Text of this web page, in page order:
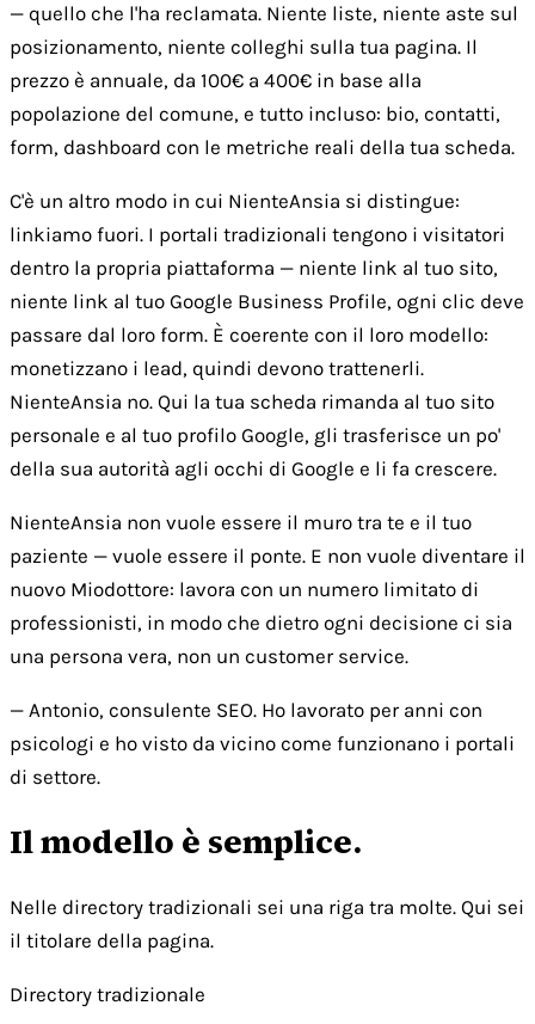
— quello che l'ha reclamata. Niente liste, niente aste sul
posizionamento, niente colleghi sulla tua pagina. Il
prezzo è annuale, da 100€ a 400€ in base alla
popolazione del comune, e tutto incluso: bio, contatti,
form, dashboard con le metriche reali della tua scheda.
C'è un altro modo in cui NienteAnsia si distingue:
linkiamo fuori. I portali tradizionali tengono i visitatori
dentro la propria piattaforma — niente link al tuo sito,
niente link al tuo Google Business Profile, ogni clic deve
passare dal loro form. È coerente con il loro modello:
monetizzano i lead, quindi devono trattenerli.
NienteAnsia no. Qui la tua scheda rimanda al tuo sito
personale e al tuo profilo Google, gli trasferisce un po'
della sua autorità agli occhi di Google e li fa crescere.
NienteAnsia non vuole essere il muro tra te e il tuo
paziente — vuole essere il ponte. E non vuole diventare il
nuovo Miodottore: lavora con un numero limitato di
professionisti, in modo che dietro ogni decisione ci sia
una persona vera, non un customer service.
— Antonio, consulente SEO. Ho lavorato per anni con
psicologi e ho visto da vicino come funzionano i portali
di settore.
Il modello è semplice.
Nelle directory tradizionali sei una riga tra molte. Qui sei
il titolare della pagina.
Directory tradizionale